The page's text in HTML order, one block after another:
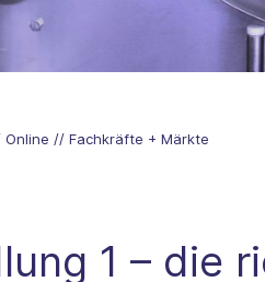
Online // Fachkräfte + Märkte
1 – die